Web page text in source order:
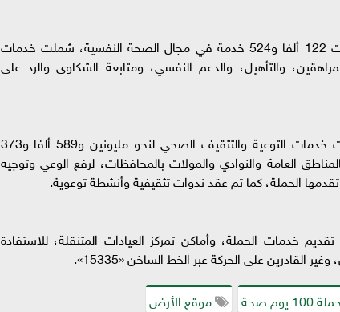
واستطرد «عبدالغفار» أن حملة «100 يوم صحة» قدمت 122 ألفا و524 خدمة في مجال الصحة النفسية، شملت خدمات
والتأهيل، والدعم النفسي، ومتابعة الشكاوى والرد على
وأضاف «عبدالغفار» أن حملة «100 يوم صحة» قدمت خدمات التوعية والتثقيف الصحي لنحو مليونين و589 ألفا و373
العامة والنوادي والمولات بالمحافظات، لرفع الوعي وتوجيه
الحملة، كما تم عقد ندوات تثقيفية وأنشطة توعوية.
خدمات الحملة، وأماكن تمركز العيادات المتنقلة، للاستفادة
القادرين على الحركة عبر الخط الساخن «15335».
حملة 100 يوم صحة موقع الأرض